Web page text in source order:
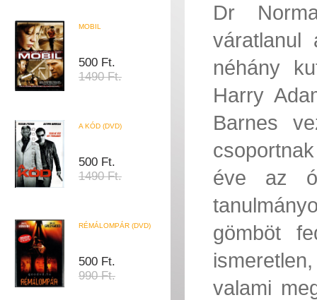
MOBIL
500 Ft.
1490 Ft.
A KÓD (DVD)
500 Ft.
1490 Ft.
RÉMÁLOMPÁR (DVD)
500 Ft.
990 Ft.
Dr
váratlanul
néhány
Harry
Barnes
éve az
gömböt
valami